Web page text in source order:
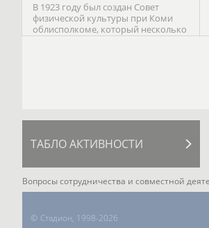
В 1923 году был создан Совет
физической культуры при Коми
облисполкоме, который несколько
раз реорганизовывался; с 1994 года
ТАБЛО АКТИВНОСТИ
Вопросы сотрудничества и совместной
© Стадион, 1998-2026